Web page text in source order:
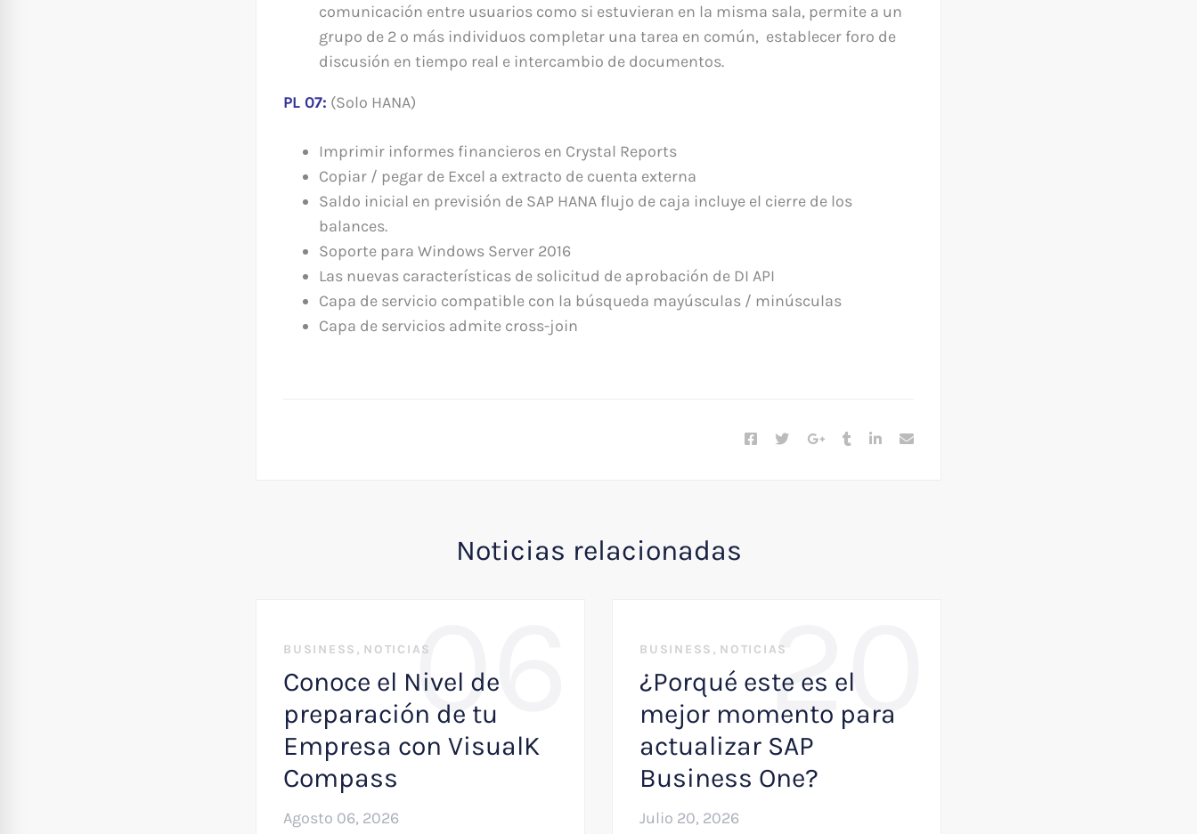
comunicación entre usuarios como si estuvieran en la misma sala, permite a un
grupo de 2 o más individuos completar una tarea en común, establecer foro de
discusión en tiempo real e intercambio de documentos.
PL 07: (Solo HANA)
Imprimir informes financieros en Crystal Reports
Copiar / pegar de Excel a extracto de cuenta externa
Saldo inicial en previsión de SAP HANA flujo de caja incluye el cierre de los
balances.
Soporte para Windows Server 2016
Las nuevas características de solicitud de aprobación de DI API
Capa de servicio compatible con la búsqueda mayúsculas / minúsculas
Capa de servicios admite cross-join
Noticias relacionadas
06
BUSINESS , NOTICIAS
Conoce el Nivel de
preparación de tu
Empresa con VisualK
Compass
Agosto 06, 2026
20
BUSINESS , NOTICIAS
¿Porqué este es el
mejor momento para
actualizar SAP
Business One?
Julio 20, 2026